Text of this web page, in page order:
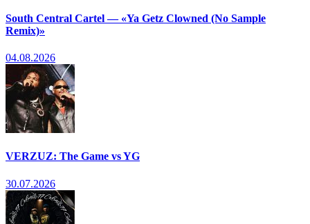
South Central Cartel — «Ya Getz Clowned (No Sample
Remix)»
04.08.2026
VERZUZ: The Game vs YG
30.07.2026